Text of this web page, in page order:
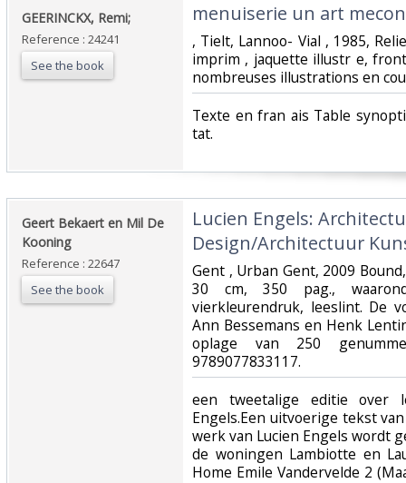
‎GEERINCKX, Remi;‎
Reference : 24241
See the book
‎menuiserie un art
‎, Tielt, Lannoo- Vial , 1985,
imprim , jaquette illustr e,
nombreuses illustrations en
‎Texte en fran ais Table
tat.‎
‎Geert Bekaert en Mil De
Kooning‎
Reference : 22647
See the book
‎Lucien Engels:
Design/Architectuur
‎Gent , Urban Gent, 2009
30 cm, 350 pag.,
vierkleurendruk, leeslint. De
Ann Bessemans en Henk
oplage van 250
9789077833117.‎
‎een tweetalige editie over
Engels.Een uitvoerige tekst
werk van Lucien Engels wordt
de woningen Lambiotte en
Home Emile Vandervelde 2